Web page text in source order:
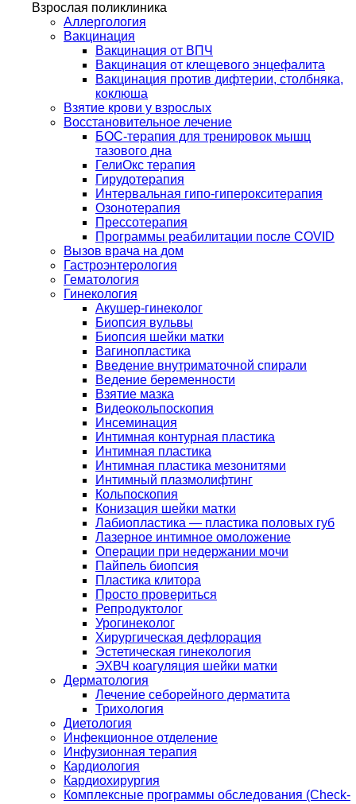
Взрослая поликлиника
Аллергология
Вакцинация
Вакцинация от ВПЧ
Вакцинация от клещевого энцефалита
Вакцинация против дифтерии, столбняка,
коклюша
Взятие крови у взрослых
Восстановительное лечение
БОС-терапия для тренировок мышц
тазового дна
ГелиОкс терапия
Гирудотерапия
Интервальная гипо-гиперокситерапия
Озонотерапия
Прессотерапия
Программы реабилитации после СOVID
Вызов врача на дом
Гастроэнтерология
Гематология
Гинекология
Акушер-гинеколог
Биопсия вульвы
Биопсия шейки матки
Вагинопластика
Введение внутриматочной спирали
Ведение беременности
Взятие мазка
Видеокольпоскопия
Инсеминация
Интимная контурная пластика
Интимная пластика
Интимная пластика мезонитями
Интимный плазмолифтинг
Кольпоскопия
Конизация шейки матки
Лабиопластика — пластика половых губ
Лазерное интимное омоложение
Операции при недержании мочи
Пайпель биопсия
Пластика клитора
Просто провериться
Репродуктолог
Урогинеколог
Хирургическая дефлорация
Эстетическая гинекология
ЭХВЧ коагуляция шейки матки
Дерматология
Лечение себорейного дерматита
Трихология
Диетология
Инфекционное отделение
Инфузионная терапия
Кардиология
Кардиохирургия
Комплексные программы обследования (Check-